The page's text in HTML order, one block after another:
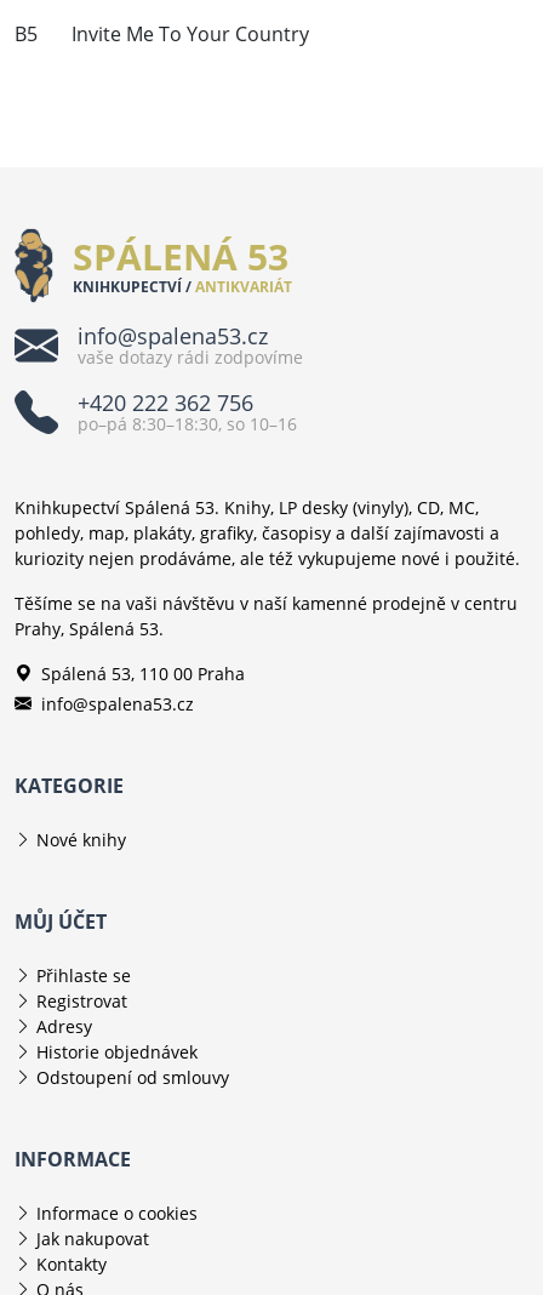
B5 Invite Me To Your Country
SPÁLENÁ 53
KNIHKUPECTVÍ /ANTIKVARIÁT
info@spalena53.cz
vaše dotazy rádi zodpovíme
+420 222 362 756
po–pá 8:30–18:30, so 10–16
Knihkupectví Spálená 53. Knihy, LP desky (vinyly), CD, MC,
pohledy, map, plakáty, grafiky, časopisy a další zajímavosti a
kuriozity nejen prodáváme, ale též vykupujeme nové i použité.
Těšíme se na vaši návštěvu v naší kamenné prodejně v centru
Prahy, Spálená 53.
Spálená 53, 110 00 Praha
info@spalena53.cz
KATEGORIE
Nové knihy
MŮJ ÚČET
Přihlaste se
Registrovat
Adresy
Historie objednávek
Odstoupení od smlouvy
INFORMACE
Informace o cookies
Jak nakupovat
Kontakty
O nás